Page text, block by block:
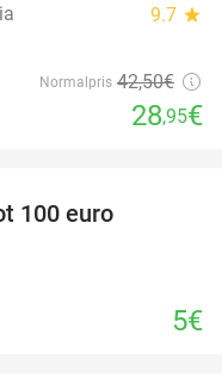
9.7 star
Normalpris 42,50€
28,95€
100 euro
5€